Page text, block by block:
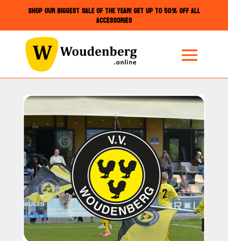
SHOP OUR BIGGEST SALE OF THE YEAR! GET UP TO 50% OFF ALL
ACCESSORIES